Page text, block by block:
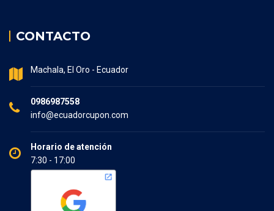
CONTACTO
Machala, El Oro - Ecuador
0986987558
info@ecuadorcupon.com
Horario de atención
7:30 - 17:00